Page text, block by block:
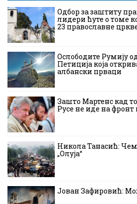
Одбор за заштиту
лидери ћуте о томе
23 православне
Ослободите Румију
Петиција која
албански прваци
Зашто Мартенс кад
Русе не иде на
Никола Танасић:
„Олуја“
Јован Зафировић: